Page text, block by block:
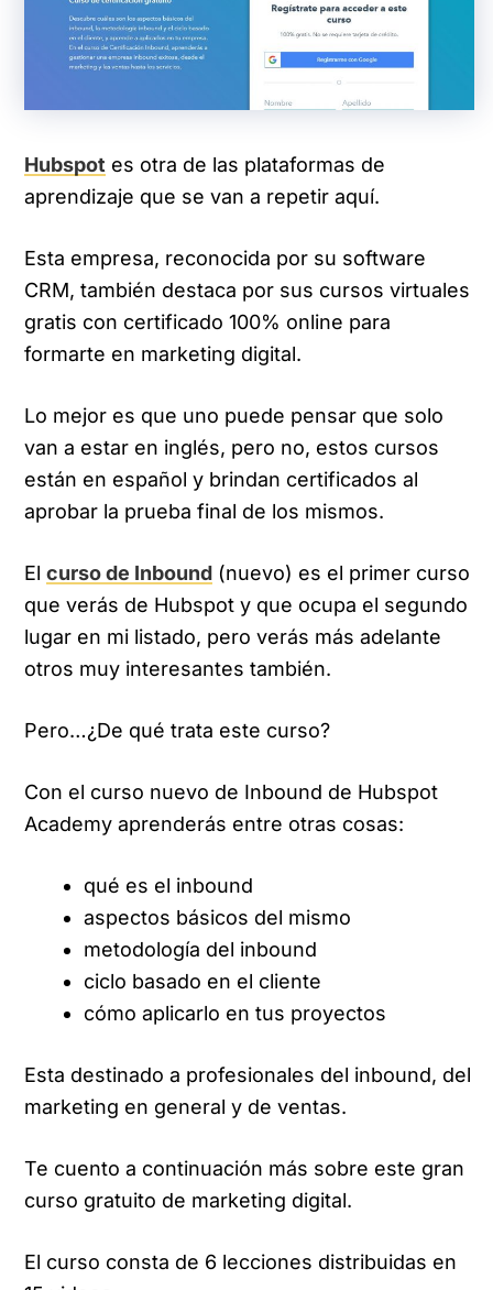
Hubspot es otra de las plataformas de
aprendizaje que se van a repetir aquí.
Esta empresa, reconocida por su software
CRM, también destaca por sus cursos virtuales
gratis con certificado 100% online para
formarte en marketing digital.
Lo mejor es que uno puede pensar que solo
van a estar en inglés, pero no, estos cursos
están en español y brindan certificados al
aprobar la prueba final de los mismos.
El curso de Inbound (nuevo) es el primer curso
que verás de Hubspot y que ocupa el segundo
lugar en mi listado, pero verás más adelante
otros muy interesantes también.
Pero…¿De qué trata este curso?
Con el curso nuevo de Inbound de Hubspot
Academy aprenderás entre otras cosas:
qué es el inbound
aspectos básicos del mismo
metodología del inbound
ciclo basado en el cliente
cómo aplicarlo en tus proyectos
Esta destinado a profesionales del inbound, del
marketing en general y de ventas.
Te cuento a continuación más sobre este gran
curso gratuito de marketing digital.
El curso consta de 6 lecciones distribuidas en